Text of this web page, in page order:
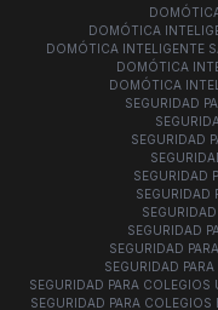
DOMÓTICA
DOMÓTICA INTELIGENTE
DOMÓTICA
DOMÓTICA
SEGURIDAD
SEGURIDAD
SEGURIDAD
SEGURIDAD
SEGURIDAD
SEGURIDAD
SEGURIDAD
SEGURIDAD PARA COLEGIOS
SEGURIDAD PARA COLEGIOS